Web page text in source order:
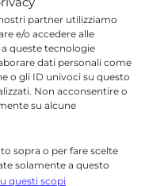
partner utilizziamo
e/o accedere alle
queste tecnologie
dati personali come
o gli ID univoci su questo
Non acconsentire o
su alcune
sopra o per fare scelte
solamente a questo
in qualsiasi momento,
questi scopi